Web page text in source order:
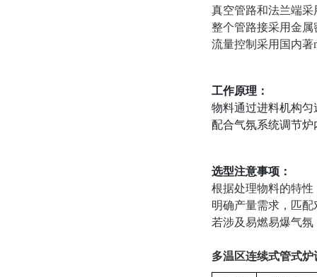
真空管路和法兰端
整个管路接采用金
流量控制采用国内
工作原理：
物料通过进料机构
配合气氛系统调节
选型注意事项：
根据处理物料的特
明确产量需求，匹
若涉及易燃易爆气
多温区连续式管式